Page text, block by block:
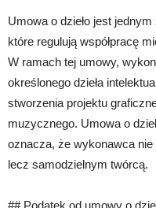
Umowa o dzieło jest
które regulują współpracę
W ramach tej umowy,
określonego dzieła
stworzenia projektu
muzycznego. Umowa o
oznacza, że wykonawca
lecz samodzielnym twórcą.